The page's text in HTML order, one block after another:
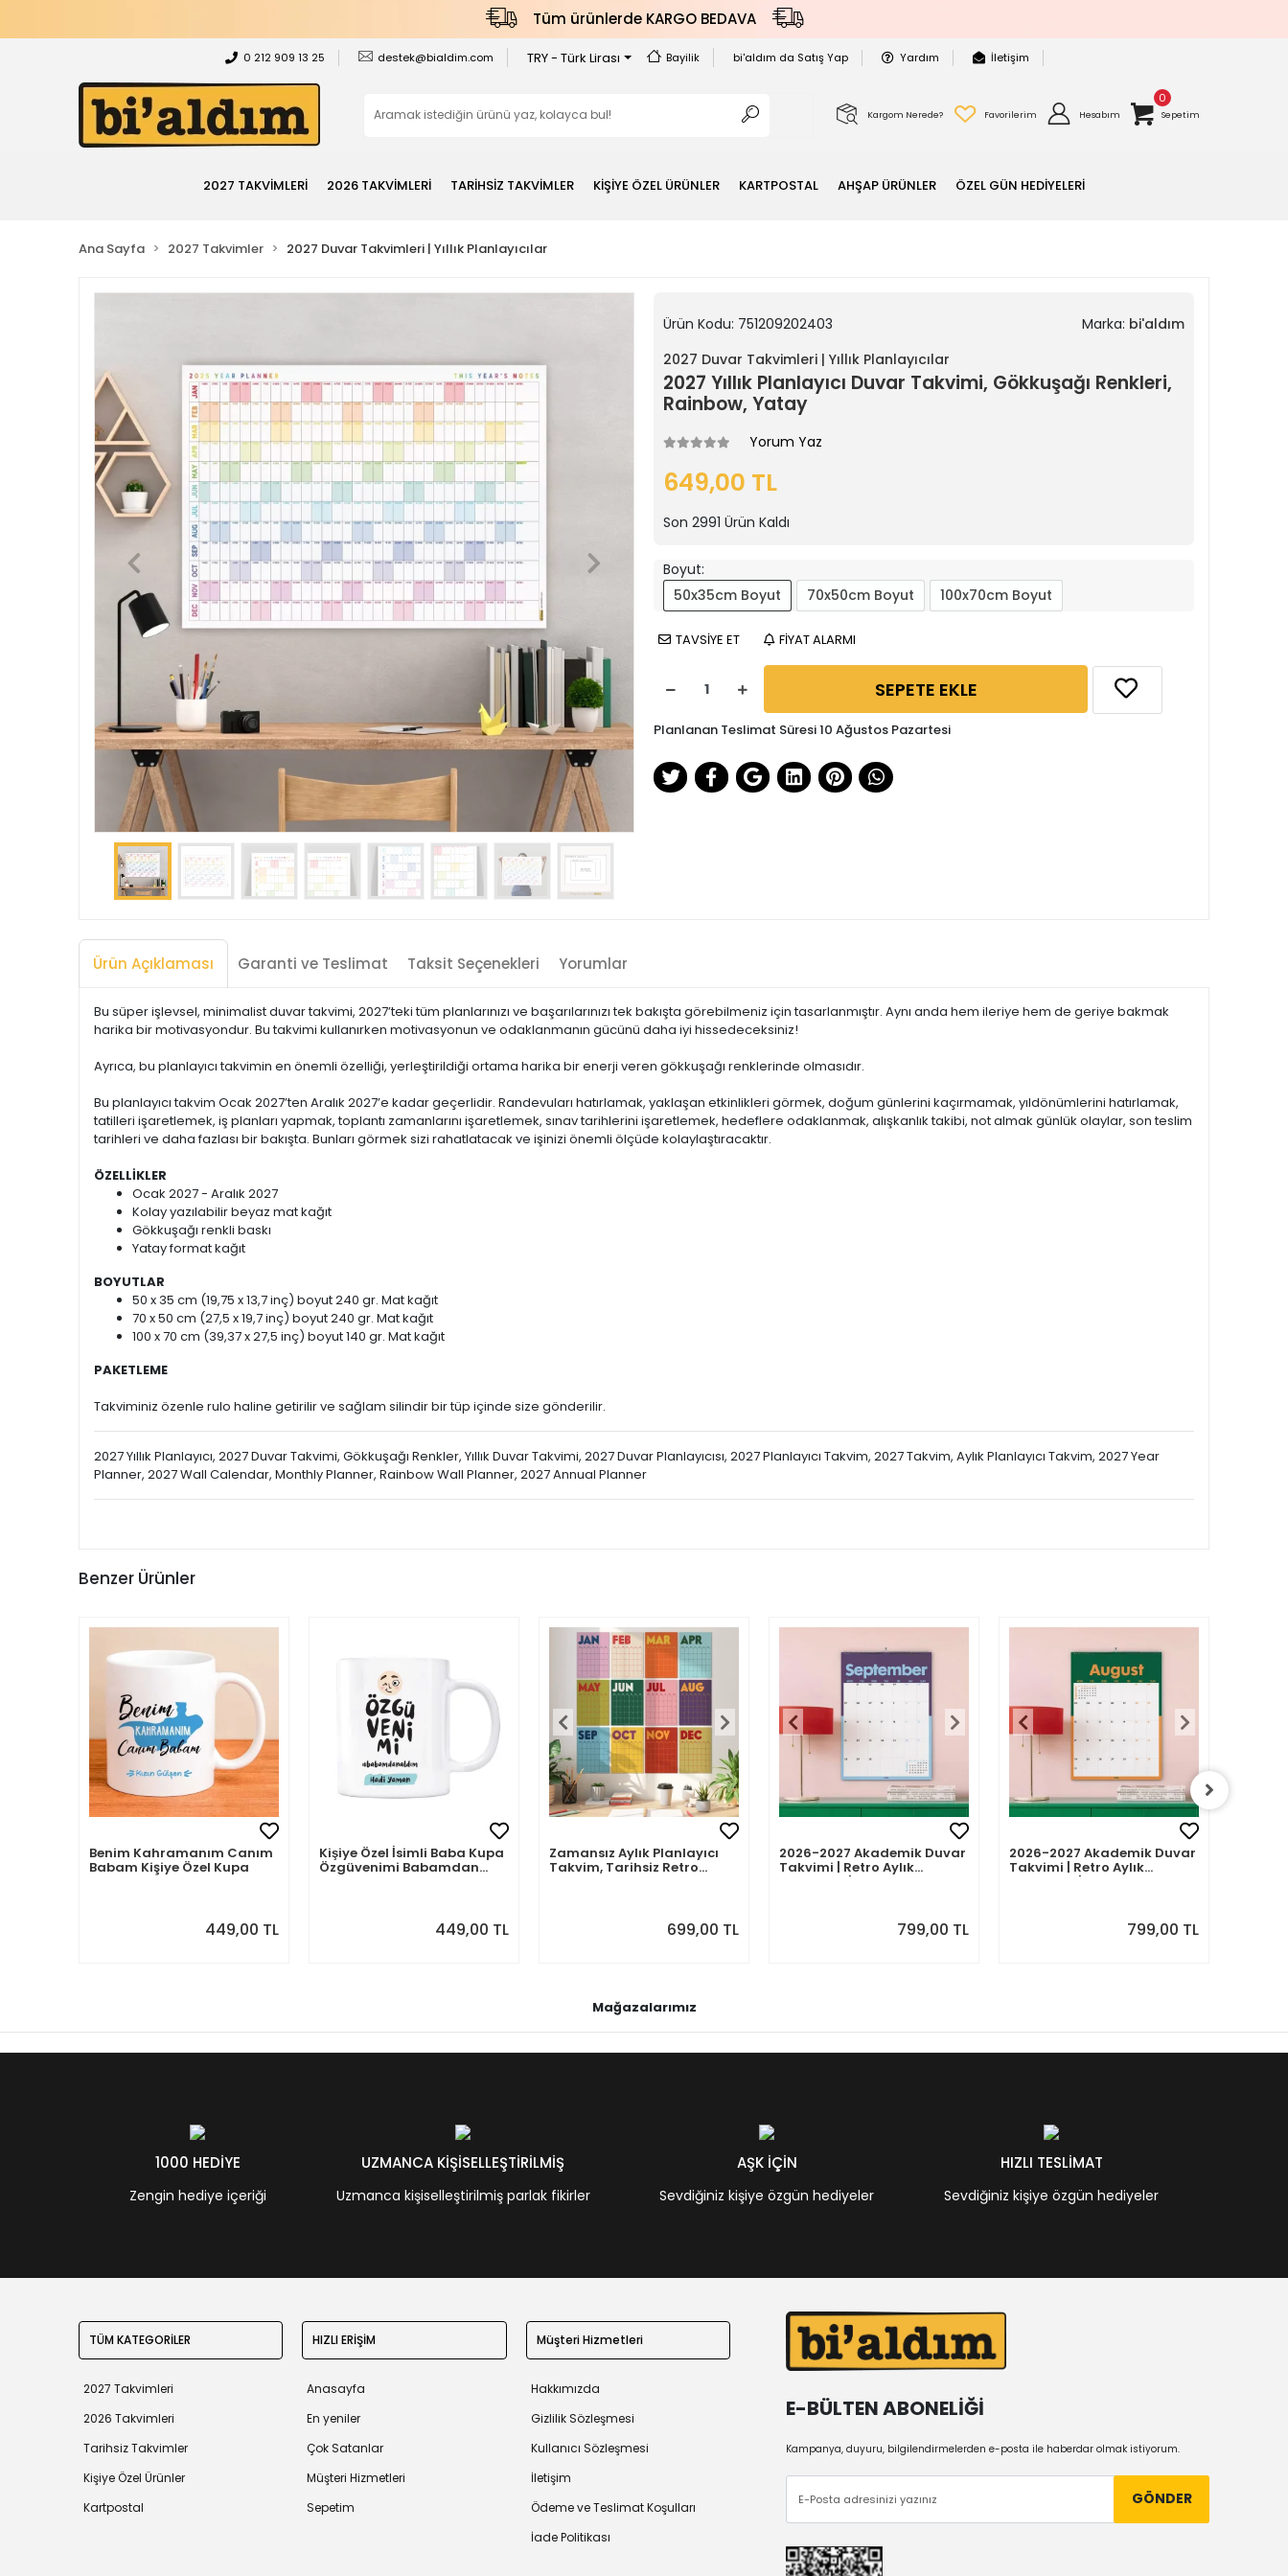
Tüm ürünlerde KARGO BEDAVA
0 212 909 13 25 destek@bialdim.com TRY - Türk Lirası Bayilik bi'aldım da Satış Yap Yardım İletişim
Kargom Nerede? Favorilerim Hesabım
0
Sepetim
2027 TAKVİMLERİ 2026 TAKVİMLERİ TARİHSİZ TAKVİMLER KİŞİYE ÖZEL ÜRÜNLER KARTPOSTAL AHŞAP ÜRÜNLER ÖZEL GÜN HEDİYELERİ
Ana Sayfa 2027 Takvimler 2027 Duvar Takvimleri | Yıllık Planlayıcılar
Ürün Kodu: 751209202403 Marka: bi'aldım
2027 Duvar Takvimleri | Yıllık Planlayıcılar
2027 Yıllık Planlayıcı Duvar Takvimi, Gökkuşağı Renkleri,
Rainbow, Yatay
Yorum Yaz
649,00 TL
Son 2991 Ürün Kaldı
Boyut:
50x35cm Boyut
70x50cm Boyut 100x70cm Boyut
TAVSİYE ET FİYAT ALARMI
SEPETE EKLE
Planlanan Teslimat Süresi 10 Ağustos Pazartesi
Ürün Açıklaması Garanti ve Teslimat Taksit Seçenekleri Yorumlar
Bu süper işlevsel, minimalist duvar takvimi, 2027’teki tüm planlarınızı ve başarılarınızı tek bakışta görebilmeniz için tasarlanmıştır. Aynı anda hem ileriye hem de geriye bakmak
harika bir motivasyondur. Bu takvimi kullanırken motivasyonun ve odaklanmanın gücünü daha iyi hissedeceksiniz!
Ayrıca, bu planlayıcı takvimin en önemli özelliği, yerleştirildiği ortama harika bir enerji veren gökkuşağı renklerinde olmasıdır.
Bu planlayıcı takvim Ocak 2027’ten Aralık 2027’e kadar geçerlidir. Randevuları hatırlamak, yaklaşan etkinlikleri görmek, doğum günlerini kaçırmamak, yıldönümlerini hatırlamak,
tatilleri işaretlemek, iş planları yapmak, toplantı zamanlarını işaretlemek, sınav tarihlerini işaretlemek, hedeflere odaklanmak, alışkanlık takibi, not almak günlük olaylar, son teslim
tarihleri ve daha fazlası bir bakışta. Bunları görmek sizi rahatlatacak ve işinizi önemli ölçüde kolaylaştıracaktır.
ÖZELLİKLER
Ocak 2027 - Aralık 2027
Kolay yazılabilir beyaz mat kağıt
Gökkuşağı renkli baskı
Yatay format kağıt
BOYUTLAR
50 x 35 cm (19,75 x 13,7 inç) boyut 240 gr. Mat kağıt
70 x 50 cm (27,5 x 19,7 inç) boyut 240 gr. Mat kağıt
100 x 70 cm (39,37 x 27,5 inç) boyut 140 gr. Mat kağıt
PAKETLEME
Takviminiz özenle rulo haline getirilir ve sağlam silindir bir tüp içinde size gönderilir.
2027 Yıllık Planlayıcı, 2027 Duvar Takvimi, Gökkuşağı Renkler, Yıllık Duvar Takvimi, 2027 Duvar Planlayıcısı, 2027 Planlayıcı Takvim, 2027 Takvim, Aylık Planlayıcı Takvim, 2027 Year
Planner, 2027 Wall Calendar, Monthly Planner, Rainbow Wall Planner, 2027 Annual Planner
Benzer Ürünler
Benim Kahramanım Canım
Babam Kişiye Özel Kupa
449,00 TL
Kişiye Özel İsimli Baba Kupa
Özgüvenimi Babamdan
449,00 TL
Zamansız Aylık Planlayıcı
Takvim, Tarihsiz Retro
699,00 TL
2026-2027 Akademik Duvar
Takvimi | Retro Aylık
Planlayıcı | Eylül 2026 -
799,00 TL
2026-2027 Akademik Duvar
Takvimi | Retro Aylık
Planlayıcı | Ağustos 2026 -
799,00 TL
Mağazalarımız
1000 HEDİYE
Zengin hediye içeriği
UZMANCA KİŞİSELLEŞTİRİLMİŞ
Uzmanca kişiselleştirilmiş parlak fikirler
AŞK İÇİN
Sevdiğiniz kişiye özgün hediyeler
HIZLI TESLİMAT
Sevdiğiniz kişiye özgün hediyeler
TÜM KATEGORİLER
2027 Takvimleri
2026 Takvimleri
Tarihsiz Takvimler
Kişiye Özel Ürünler
Kartpostal
HIZLI ERİŞİM
Anasayfa
En yeniler
Çok Satanlar
Müşteri Hizmetleri
Sepetim
Müşteri Hizmetleri
Hakkımızda
Gizlilik Sözleşmesi
Kullanıcı Sözleşmesi
İletişim
Ödeme ve Teslimat Koşulları
İade Politikası
E-BÜLTEN ABONELİĞİ
Kampanya, duyuru, bilgilendirmelerden e-posta ile haberdar olmak istiyorum.
GÖNDER